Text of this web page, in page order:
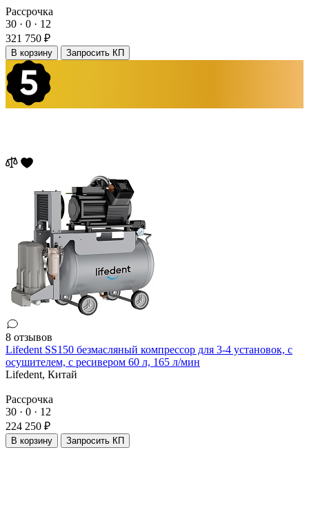
Рассрочка
30 · 0 · 12
321 750 ₽
В корзину Запросить КП
8 отзывов
Lifedent SS150 безмасляный компрессор для 3-4 установок, с
осушителем, с ресивером 60 л, 165 л/мин
Lifedent, Китай
Рассрочка
30 · 0 · 12
224 250 ₽
В корзину Запросить КП